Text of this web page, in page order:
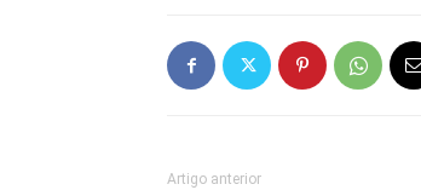
Artigo anterior